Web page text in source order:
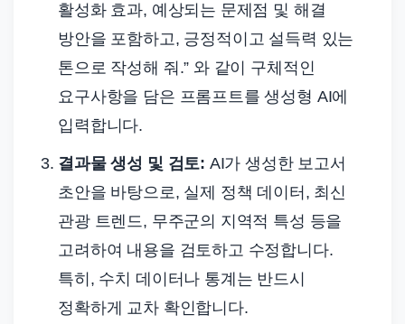
활성화 효과, 예상되는 문제점 및 해결
방안을 포함하고, 긍정적이고 설득력 있는
톤으로 작성해 줘.” 와 같이 구체적인
요구사항을 담은 프롬프트를 생성형 AI에
입력합니다.
결과물 생성 및 검토: AI가 생성한 보고서
초안을 바탕으로, 실제 정책 데이터, 최신
관광 트렌드, 무주군의 지역적 특성 등을
고려하여 내용을 검토하고 수정합니다.
특히, 수치 데이터나 통계는 반드시
정확하게 교차 확인합니다.